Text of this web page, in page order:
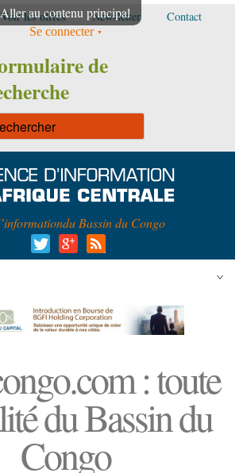
Aller au contenu principal
Voir les offres Newsletter Contact
Se connecter
de
du Bassin du Congo
: toute
du Bassin du
Congo